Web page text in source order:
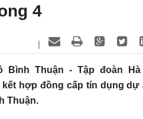
4
|
Bình Thuận - Tập đoàn
hợp đồng cấp tín dụng dự
Thuận.